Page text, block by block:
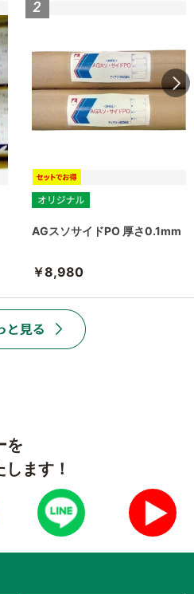
AGスソサイドPO 厚さ0.1mm
￥8,980
を
ます！